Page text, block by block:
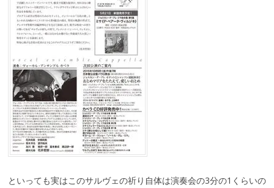
といっても実はこのサルヴェの祈り自体は演奏会の3分の1くらいの